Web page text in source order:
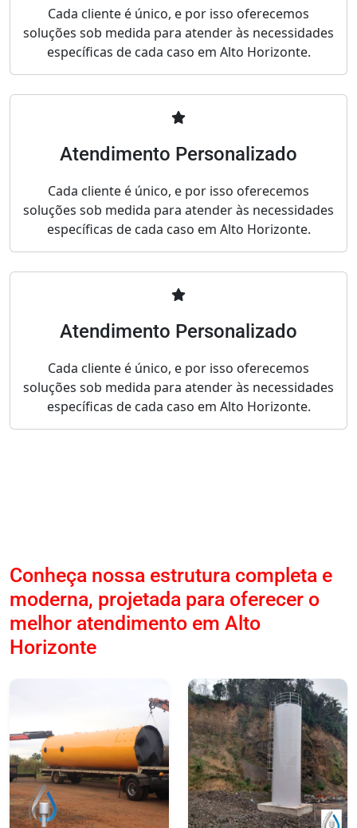
Cada cliente é único, e por isso oferecemos
soluções sob medida para atender às necessidades
específicas de cada caso em Alto Horizonte.
Atendimento Personalizado
Cada cliente é único, e por isso oferecemos
soluções sob medida para atender às necessidades
específicas de cada caso em Alto Horizonte.
Atendimento Personalizado
Cada cliente é único, e por isso oferecemos
soluções sob medida para atender às necessidades
específicas de cada caso em Alto Horizonte.
Conheça nossa estrutura completa e
moderna, projetada para oferecer o
melhor atendimento em Alto
Horizonte